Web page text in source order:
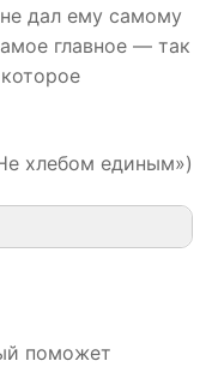
дал ему самому
главное — так
хлебом единым»)
поможет